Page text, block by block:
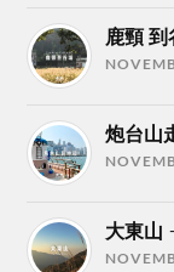
鹿頸
炮台山
大東山